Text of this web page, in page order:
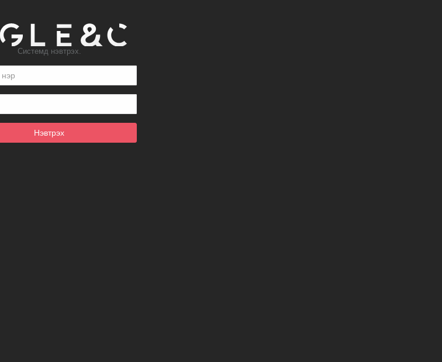
Системд нэвтрэх.
Нэвтрэх